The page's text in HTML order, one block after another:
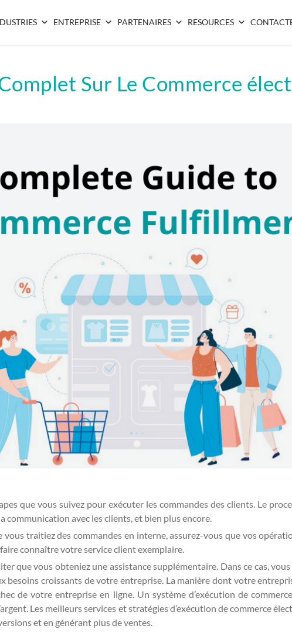
ENTREPRISE PARTENAIRES RESOURCES
Sur Le Commerce
que vous suivez pour exécuter les commandes des clients. Le
communication avec les clients, et bien plus encore.
traitiez des commandes en interne, assurez-vous que vos
connaître votre service client exemplaire.
que vous obteniez une assistance supplémentaire. Dans ce cas,
croissants de votre entreprise. La manière dont votre
de votre entreprise en ligne. Un système d’exécution de
Les meilleurs services et stratégies d’exécution de commerce
et en générant plus de ventes.